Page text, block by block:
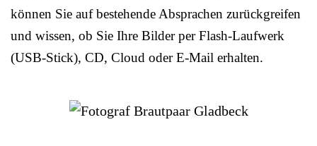
können Sie auf bestehende Absprachen zurückgreifen
und wissen, ob Sie Ihre Bilder per Flash-Laufwerk
(USB-Stick), CD, Cloud oder E-Mail erhalten.